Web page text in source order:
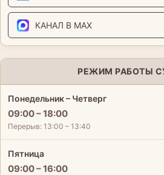
КАНАЛ В MAX
РЕЖИМ РАБОТЫ
Понедельник – Четверг
09:00 – 18:00
Перерыв: 13:00 – 13:40
Пятница
09:00 – 16:00